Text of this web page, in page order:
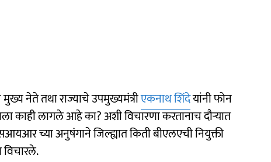
नेते तथा राज्याचे उपमुख्यमंत्रीएकनाथ शिंदेयांनी फोन
लागले आहे का? अशी विचारणा करतानाच दौऱ्यात
च्या अनुषंगाने जिल्ह्यात किती बीएलएची नियुक्ती